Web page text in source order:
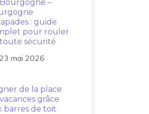
–
: guide
pour rouler
sécurité
23 mai 2026
de la place
grâce
barres de toit